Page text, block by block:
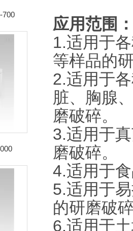
700
应用范围
1.适用于
等样品的
2.适用于
脏、胸腺
磨破碎。
3.适用于
磨破碎。
4.适用于
5.适用于
的研磨破
6.适用于